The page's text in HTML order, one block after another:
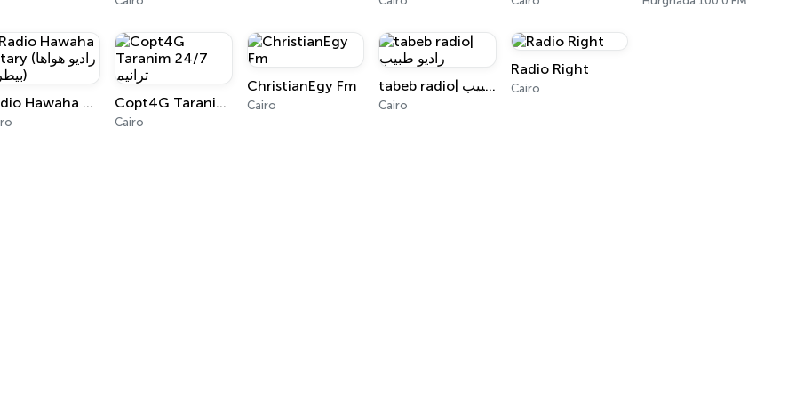
Radio Hawaha Betary (راديو هواها بيطري) Copt4G Taranim 24/7 ترانيم
Cairo
ChristianEgy Fm
Cairo
tabeb radio| راديو طبيب
Cairo
Radio Right
Cairo